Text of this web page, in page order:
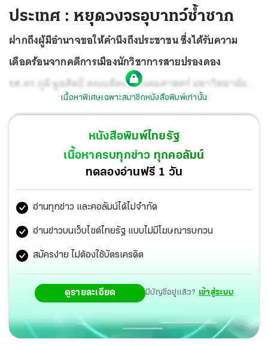
ประเทศ : หยุดวงจรอุบาทว์ซ้ำซาก
ฝากถึงผู้มีอำนาจขอให้คำนึงถึงประชาชน ซึ่งได้รับความ
เดือดร้อนจากคดีการเมืองนักวิชาการสายปรองดอง
รศ.ดร.ภูมิ มูลศิลป์ คณบดีคณะสังคมศาสตร์ มหาวิทยาลัย
ศรีนครินทรวิโรฒ ส่งสัญญาณถึงรัฐบาลเดินหน้านิรโทษกรรม
เนื้อหาพิเศษเฉพาะสมาชิกหนังสือพิมพ์เท่านั้น
หนังสือพิมพ์ไทยรัฐ
เนื้อหาครบทุกข่าว ทุกคอลัมน์
ทดลองอ่านฟรี 1 วัน
อ่านทุกข่าว และคอลัมน์ได้ไม่จำกัด
อ่านข่าวบนเว็บไซต์ไทยรัฐ แบบไม่มีโฆษณารบกวน
สมัครง่าย ไม่ต้องใช้บัตรเครดิต
ดูรายละเอียด มีบัญชีอยู่แล้ว? เข้าสู่ระบบ